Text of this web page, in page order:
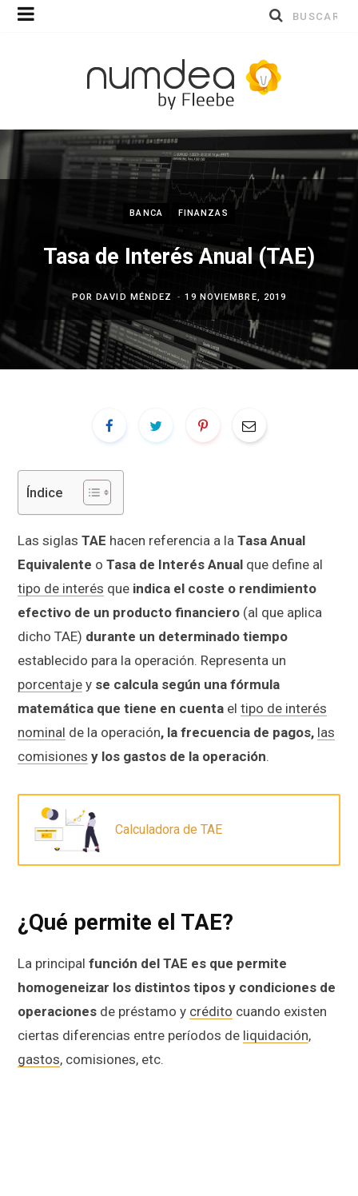
Buscar
BANCA FINANZAS
Tasa de Interés Anual (TAE)
PORDAVID MÉNDEZ 19 NOVIEMBRE, 2019
Índice
Las siglas TAE hacen referencia a la Tasa Anual
Equivalente o Tasa de Interés Anual que define al
tipo de interés que indica el coste o rendimiento
efectivo de un producto financiero (al que aplica
dicho TAE) durante un determinado tiempo
establecido para la operación. Representa un
porcentaje y se calcula según una fórmula
matemática que tiene en cuenta el tipo de interés
nominal de la operación, la frecuencia de pagos, las
comisiones y los gastos de la operación.
Calculadora de TAE
¿Qué permite el TAE?
La principal función del TAE es que permite
homogeneizar los distintos tipos y condiciones de
operaciones de préstamo y crédito cuando existen
ciertas diferencias entre períodos de liquidación,
gastos, comisiones, etc.